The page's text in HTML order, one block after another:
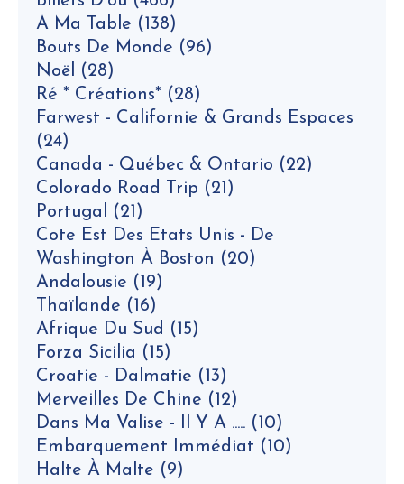
A Ma Table (138)
Bouts De Monde (96)
Noël (28)
Ré * Créations* (28)
Farwest - Californie & Grands Espaces
(24)
Canada - Québec & Ontario (22)
Colorado Road Trip (21)
Portugal (21)
Cote Est Des Etats Unis - De
Washington À Boston (20)
Andalousie (19)
Thaïlande (16)
Afrique Du Sud (15)
Forza Sicilia (15)
Croatie - Dalmatie (13)
Merveilles De Chine (12)
Dans Ma Valise - Il Y A ..... (10)
Embarquement Immédiat (10)
Halte À Malte (9)